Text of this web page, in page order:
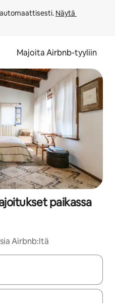
Näytä
Majoita Airbnb-tyyliin
paikassa
Airbnb:ltä
ylös- ja alas-